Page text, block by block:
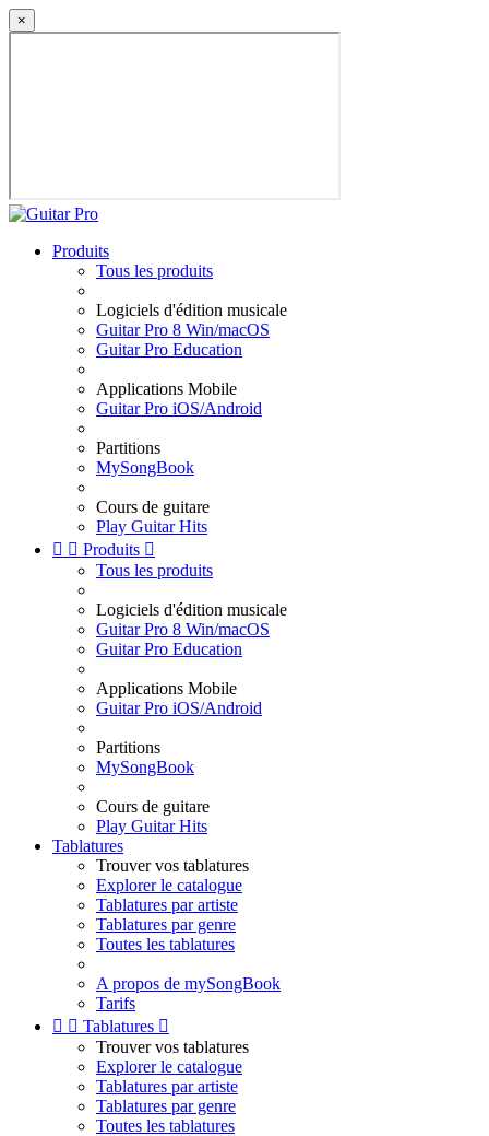
×
Produits
Tous les produits
Logiciels d'édition musicale
Guitar Pro 8 Win/macOS
Guitar Pro Education
Applications Mobile
Guitar Pro iOS/Android
Partitions
MySongBook
Cours de guitare
Play Guitar Hits
  Produits 
Tous les produits
Logiciels d'édition musicale
Guitar Pro 8 Win/macOS
Guitar Pro Education
Applications Mobile
Guitar Pro iOS/Android
Partitions
MySongBook
Cours de guitare
Play Guitar Hits
Tablatures
Trouver vos tablatures
Explorer le catalogue
Tablatures par artiste
Tablatures par genre
Toutes les tablatures
A propos de mySongBook
Tarifs
  Tablatures 
Trouver vos tablatures
Explorer le catalogue
Tablatures par artiste
Tablatures par genre
Toutes les tablatures